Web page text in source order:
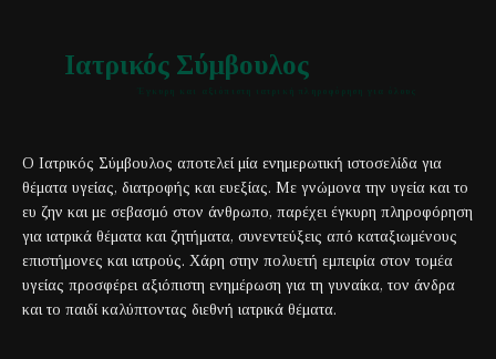
Ιατρικός Σύμβουλος
Ο Ιατρικός Σύμβουλος αποτελεί μία ενημερωτική ιστοσελίδα για
θέματα υγείας, διατροφής και ευεξίας. Με γνώμονα την υγεία και το
ευ ζην και με σεβασμό στον άνθρωπο, παρέχει έγκυρη πληροφόρηση
για ιατρικά θέματα και ζητήματα, συνεντεύξεις από καταξιωμένους
επιστήμονες και ιατρούς. Χάρη στην πολυετή εμπειρία στον τομέα
υγείας προσφέρει αξιόπιστη ενημέρωση για τη γυναίκα, τον άνδρα
και το παιδί καλύπτοντας διεθνή ιατρικά θέματα.